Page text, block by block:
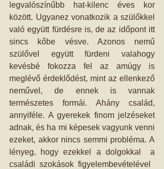
legvalószínűbb hat-kilenc éves kor
között. Ugyanez vonatkozik a szülőkkel
való együtt fürdésre is, de az időpont itt
sincs kőbe vésve. Azonos nemű
szülővel együtt fürdeni valahogy
kevésbé fokozza fel az amúgy is
meglévő érdeklődést, mint az ellenkező
neművel, de ennek is vannak
természetes formái. Ahány család,
annyiféle. A gyerekek finom jelzéseket
adnak, és ha mi képesek vagyunk venni
ezeket, akkor nincs semmi probléma. A
lényeg, hogy ezekkel a dolgokkal  a
családi szokások figyelembevételével 